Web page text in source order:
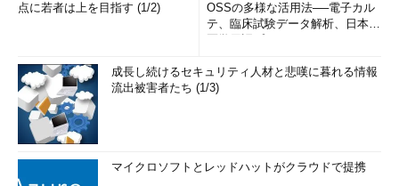
点に若者は上を目指す (1/2)
OSSの多様な活用法──電子カル
テ、臨床試験データ解析、日本語
成長し続けるセキュリティ人材と悲嘆に暮れる情報
流出被害者たち (1/3)
マイクロソフトとレッドハットがクラウドで提携